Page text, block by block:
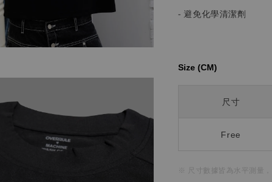
- 避免化學清潔劑
Size (CM)⁡⁡
尺寸
Free
※ 尺寸數據皆為水平測量，